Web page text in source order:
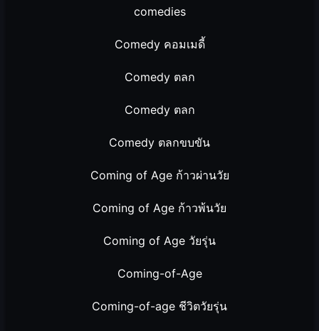
comedies
Comedy คอมเมดี้
Comedy ตลก
Comedy ตลก
Comedy ตลกขบขัน
Coming of Age ก้าวผ่านวัย
Coming of Age ก้าวพ้นวัย
Coming of Age วัยรุ่น
Coming-of-Age
Coming-of-age ชีวิตวัยรุ่น